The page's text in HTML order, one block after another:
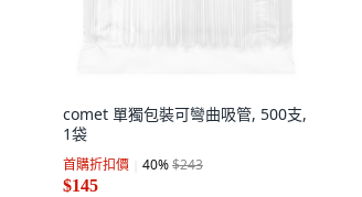
comet 單獨包裝可彎曲吸管, 500支,
1袋
首購折扣價 40%$243
$145